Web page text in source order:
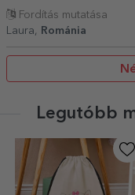
Fordítás mutatása
Laura,
Románia
Legutóbb